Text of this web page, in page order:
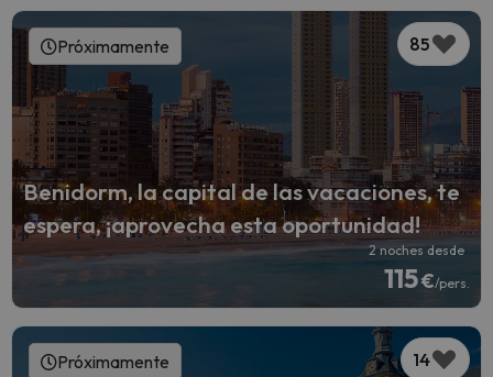
85
Próximamente
Benidorm, la capital de las vacaciones, te
espera, ¡aprovecha esta oportunidad!
2 noches desde
115€/pers.
14
Próximamente